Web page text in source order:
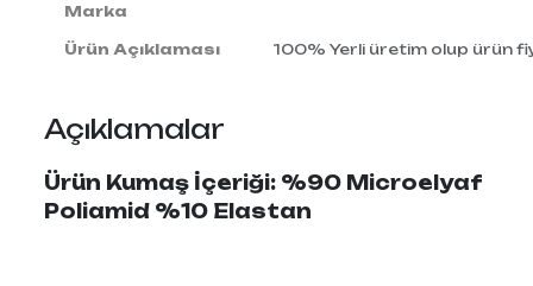
Marka
Ürün Açıklaması 100% Yerli üretim olup ürün
Açıklamalar
Ürün Kumaş İçeriği: %90 Microelyaf
Poliamid %10 Elastan